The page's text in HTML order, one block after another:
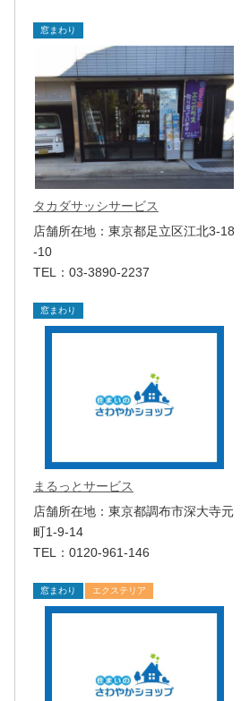
窓まわり
タカダサッシサービス
店舗所在地：東京都足立区江北3-18
-10
TEL：03-3890-2237
窓まわり
まるっとサービス
店舗所在地：東京都調布市深大寺元
町1-9-14
TEL：0120-961-146
窓まわり エクステリア